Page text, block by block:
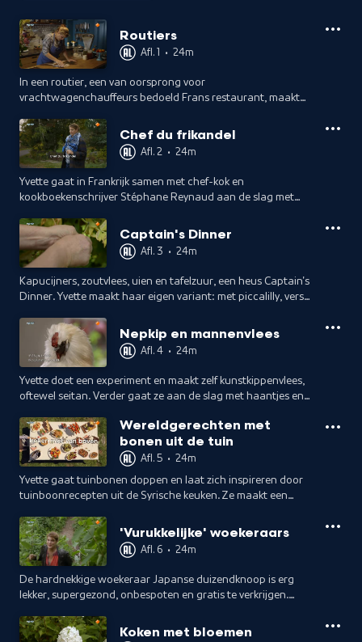
zien hoe eenvoudig het is om de
overschotten van het seizoen in te
maken. Koken met Van Boven is
duurzaam, eenvoudig, betaalbaar en
met een beetje lef!
Routiers
Afl. 1 • 24m
In een routier, een van oorsprong voor
vrachtwagenchauffeurs bedoeld Frans restaurant, maakt
het geheim van een frietje stoofvlees.
Chef du frikandel
Afl. 2 • 24m
Yvette gaat in Frankrijk samen met chef-kok en
kookboekenschrijver Stéphane Reynaud aan de slag met
boerenpaté en Yvette een frikandel speciaal.
Captain's Dinner
Afl. 3 • 24m
Kapucijners, zoutvlees, uien en tafelzuur, een heus Captain's
Dinner. Yvette maakt haar eigen variant: met piccalilly, verse
Nepkip en mannenvlees
Afl. 4 • 24m
Yvette doet een experiment en maakt zelf kunstkippenvlees,
oftewel seitan. Verder gaat ze aan de slag met haantjes en
Wereldgerechten met
bonen uit de tuin
Afl. 5 • 24m
Yvette gaat tuinbonen doppen en laat zich inspireren door
tuinboonrecepten uit de Syrische keuken. Ze maakt een
eigen moestuin.
'Vurukkelijke' woekeraars
Afl. 6 • 24m
De hardnekkige woekeraar Japanse duizendknoop is erg
lekker, supergezond, onbespoten en gratis te verkrijgen.
ook een duizendknoopfamilielid.Koken met bloemen